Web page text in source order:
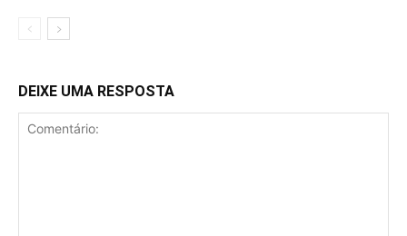
DEIXE UMA RESPOSTA